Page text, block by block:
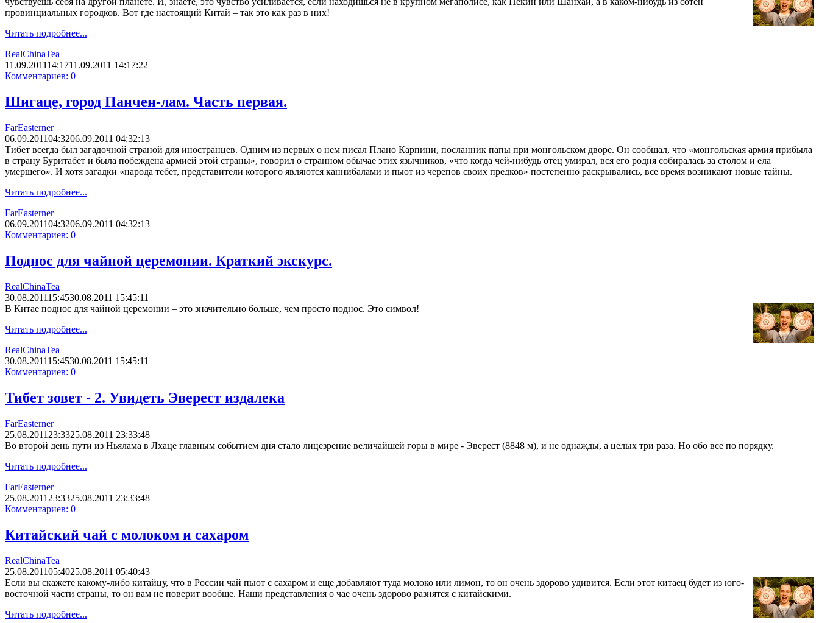
провинциальных городков. Вот где настоящий Китай – так это как раз в них!
Читать подробнее...
RealChinaTea
11.09.201114:1711.09.2011 14:17:22
Комментариев: 0
Шигаце, город Панчен-лам. Часть первая.
FarEasterner
06.09.201104:3206.09.2011 04:32:13
Тибет всегда был загадочной страной для иностранцев. Одним из первых о нем писал Плано Карпини, посланник папы при монгольском дворе. Он сообщал, что «монгольская армия прибыла
в страну Буритабет и была побеждена армией этой страны», говорил о странном обычае этих язычников, «что когда чей-нибудь отец умирал, вся его родня собиралась за столом и ела
умершего». И хотя загадки «народа тебет, представители которого являются каннибалами и пьют из черепов своих предков» постепенно раскрывались, все время возникают новые тайны.
Читать подробнее...
FarEasterner
06.09.201104:3206.09.2011 04:32:13
Комментариев: 0
Поднос для чайной церемонии. Краткий экскурс.
RealChinaTea
30.08.201115:4530.08.2011 15:45:11
В Китае поднос для чайной церемонии – это значительно больше, чем просто поднос. Это символ!
Читать подробнее...
RealChinaTea
30.08.201115:4530.08.2011 15:45:11
Комментариев: 0
Тибет зовет - 2. Увидеть Эверест издалека
FarEasterner
25.08.2011 23:3325.08.2011 23:33:48
Во второй день пути из Ньялама в Лхаце главным событием дня стало лицезрение величайшей горы в мире - Эверест (8848 м), и не однажды, а целых три раза. Но обо все по порядку.
Читать подробнее...
FarEasterner
25.08.2011 23:3325.08.2011 23:33:48
Комментариев: 0
Китайский чай с молоком и сахаром
RealChinaTea
25.08.201105:4025.08.2011 05:40:43
Если вы скажете какому-либо китайцу, что в России чай пьют с сахаром и еще добавляют туда молоко или лимон, то он очень здорово удивится. Если этот китаец будет из юго-
восточной части страны, то он вам не поверит вообще. Наши представления о чае очень здорово разнятся с китайскими.
Читать подробнее...